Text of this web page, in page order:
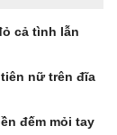
cả tình lẫn
nữ trên đĩa
đếm mỏi tay